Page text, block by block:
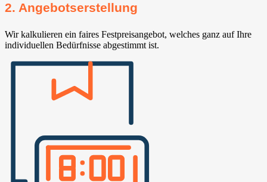
2. Angebotserstellung
Wir kalkulieren ein faires Festpreisangebot, welches ganz auf Ihre
individuellen Bedürfnisse abgestimmt ist.